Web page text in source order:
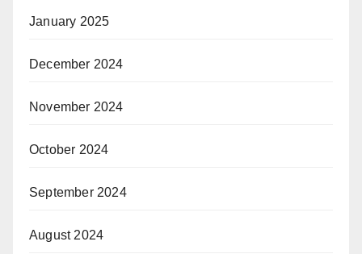
January 2025
December 2024
November 2024
October 2024
September 2024
August 2024